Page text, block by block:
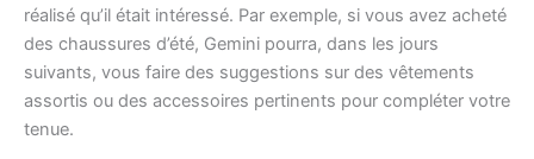
réalisé qu’il était intéressé. Par exemple, si vous avez acheté
des chaussures d’été, Gemini pourra, dans les jours
suivants, vous faire des suggestions sur des vêtements
assortis ou des accessoires pertinents pour compléter votre
tenue.